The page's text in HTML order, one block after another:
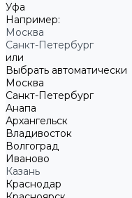
Уфа
Например:
Москва
Санкт-Петербург
или
Выбрать автоматически
Москва
Санкт-Петербург
Анапа
Архангельск
Владивосток
Волгоград
Иваново
Казань
Краснодар